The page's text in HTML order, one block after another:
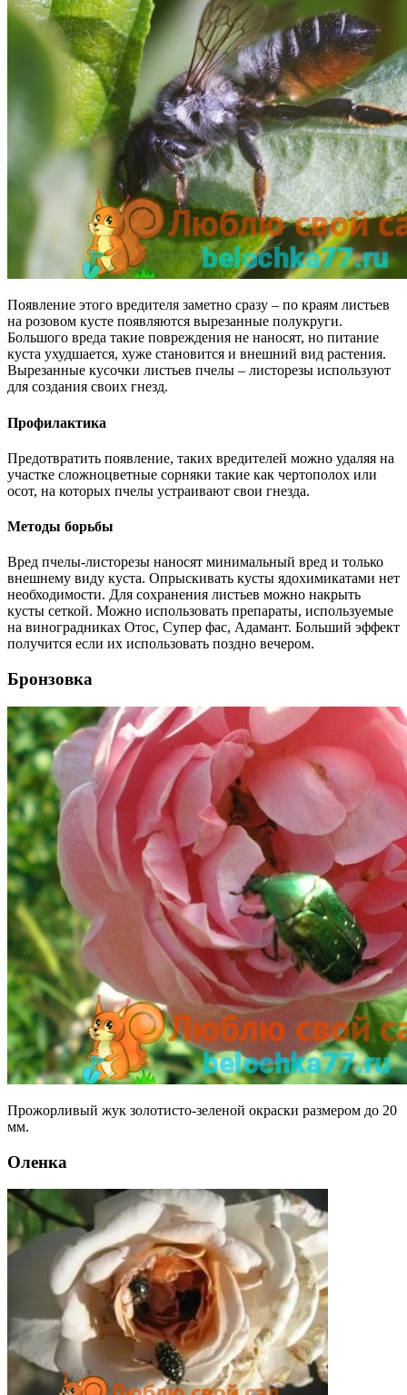
Появление этого вредителя заметно сразу – по краям листьев
на розовом кусте появляются вырезанные полукруги.
Большого вреда такие повреждения не наносят, но питание
куста ухудшается, хуже становится и внешний вид растения.
Вырезанные кусочки листьев пчелы – листорезы используют
для создания своих гнезд.
Профилактика
Предотвратить появление, таких вредителей можно удаляя на
участке сложноцветные сорняки такие как чертополох или
осот, на которых пчелы устраивают свои гнезда.
Методы борьбы
Вред пчелы-листорезы наносят минимальный вред и только
внешнему виду куста. Опрыскивать кусты ядохимикатами нет
необходимости. Для сохранения листьев можно накрыть
кусты сеткой. Можно использовать препараты, используемые
на виноградниках Отос, Супер фас, Адамант. Больший эффект
получится если их использовать поздно вечером.
Бронзовка
Прожорливый жук золотисто-зеленой окраски размером до 20
мм.
Оленка